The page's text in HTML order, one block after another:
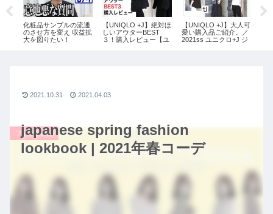
化粧品サンプルの流通
のさせ方を変え 収益拡
大を図りたい！
【UNIQLO +J】絶対ほ
しいアウターBEST
３！購入レビュー【ユ
【UNIQLO +J】大人可
愛い購入品ご紹介。／
2021ss ユニクロ+J ジ
japanese spring fashion
lookbook | 2021年春コーデ
ファッション
2021.10.31 2021.04.03